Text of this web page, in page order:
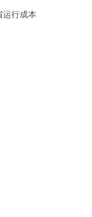
行成本